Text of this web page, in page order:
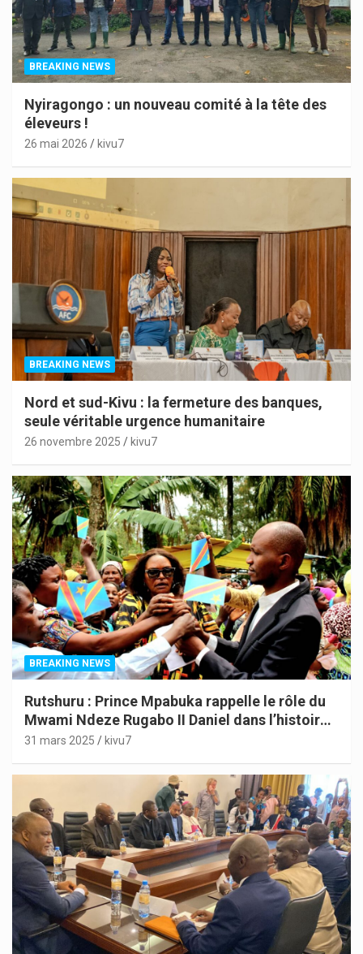
BREAKING NEWS
Nyiragongo : un nouveau comité à la tête des
éleveurs !
26 mai 2026 kivu7
BREAKING NEWS
Nord et sud-Kivu : la fermeture des banques,
seule véritable urgence humanitaire
26 novembre 2025 kivu7
BREAKING NEWS
Rutshuru : Prince Mpabuka rappelle le rôle du
Mwami Ndeze Rugabo II Daniel dans l’histoire
de l’Indépendance du Congo
31 mars 2025 kivu7